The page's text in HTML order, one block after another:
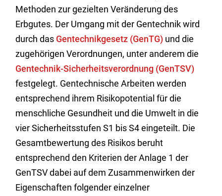
Methoden zur gezielten Veränderung des
Erbgutes. Der Umgang mit der Gentechnik wird
durch das Gentechnikgesetz (GenTG) und die
zugehörigen Verordnungen, unter anderem die
Gentechnik-Sicherheitsverordnung (GenTSV)
festgelegt. Gentechnische Arbeiten werden
entsprechend ihrem Risikopotential für die
menschliche Gesundheit und die Umwelt in die
vier Sicherheitsstufen S1 bis S4 eingeteilt. Die
Gesamtbewertung des Risikos beruht
entsprechend den Kriterien der Anlage 1 der
GenTSV dabei auf dem Zusammenwirken der
Eigenschaften folgender einzelner